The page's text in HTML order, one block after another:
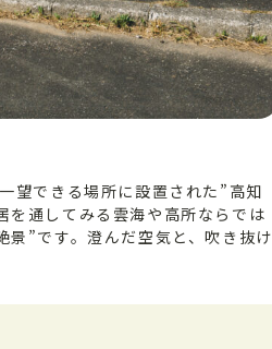
望できる場所に設置された”高知
を通してみる雲海や高所ならでは
景”です。澄んだ空気と、吹き抜け